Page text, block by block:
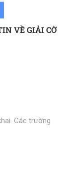
VỀ GIẢI CỜ
Các trường